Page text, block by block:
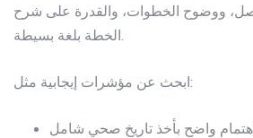
ووضوح الخطوات، والقدرة على شرح
ابحث عن مؤشرات إيجابية مثل: